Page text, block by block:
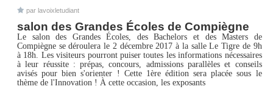
par lavoixletudiant
salon des Grandes Écoles de Compiègne
Le salon des Grandes Écoles, des Bachelors et des Masters de
Compiègne se déroulera le 2 décembre 2017 à la salle Le Tigre de 9h
à 18h. Les visiteurs pourront puiser toutes les informations nécessaires
à leur réussite : prépas, concours, admissions parallèles et conseils
avisés pour bien s'orienter ! Cette 1ère édition sera placée sous le
thème de l'Innovation ! À cette occasion, les exposants